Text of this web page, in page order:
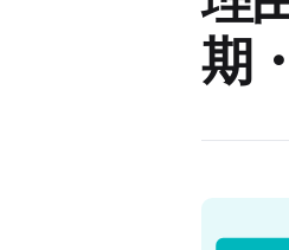
期